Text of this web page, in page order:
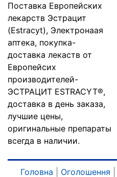
Поставка Европейских
лекарств Эстрацит
(Estracyt), Электронаая
аптека, покупка-
доставка лекаств от
Европейсих
производителей-
ЭСТРАЦИТ ESTRACYT®,
доставка в день заказа,
лучшие цены,
оригинальные препараты
всегда в наличии.
Головна Оголошення